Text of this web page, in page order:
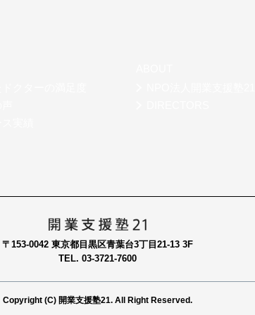
〒153-0042 東京都目黒区青葉台3丁目21-13 3F
TEL. 03-3721-7600
Copyright (C) 開業支援塾21. All Right Reserved.